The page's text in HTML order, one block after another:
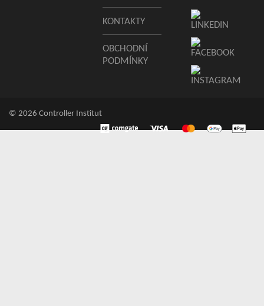
KONTAKTY
OBCHODNÍ
PODMÍNKY
© 2026 Controller Institut